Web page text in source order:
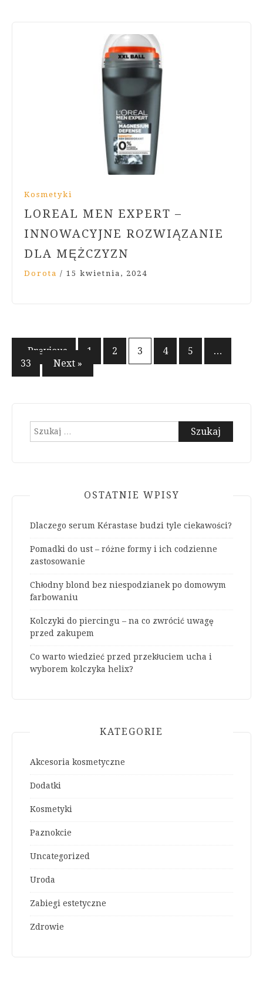
Kosmetyki
LOREAL MEN EXPERT –
INNOWACYJNE ROZWIĄZANIE
DLA MĘŻCZYZN
Dorota / 15 kwietnia, 2024
Stronicowanie
wpisów
« Previous 1 2 3 4 5
…
33
Next »
Szukaj:
OSTATNIE WPISY
Dlaczego serum Kérastase budzi tyle ciekawości?
Pomadki do ust – różne formy i ich codzienne
zastosowanie
Chłodny blond bez niespodzianek po domowym
farbowaniu
Kolczyki do piercingu – na co zwrócić uwagę
przed zakupem
Co warto wiedzieć przed przekłuciem ucha i
wyborem kolczyka helix?
KATEGORIE
Akcesoria kosmetyczne
Dodatki
Kosmetyki
Paznokcie
Uncategorized
Uroda
Zabiegi estetyczne
Zdrowie